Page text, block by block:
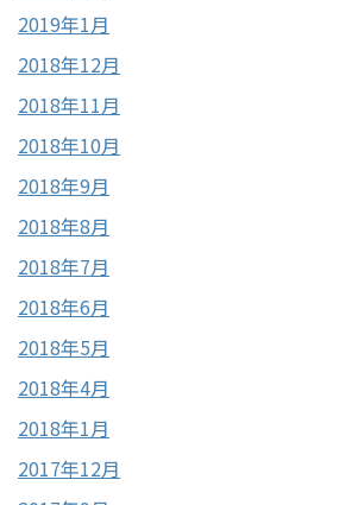
2019年1月
2018年12月
2018年11月
2018年10月
2018年9月
2018年8月
2018年7月
2018年6月
2018年5月
2018年4月
2018年1月
2017年12月